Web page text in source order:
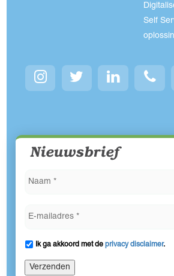
Self
Nieuwsbrief
Ik ga akkoord met deprivacy disclaimer.
Verzenden